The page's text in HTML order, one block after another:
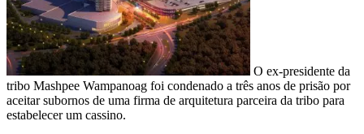
O ex-presidente da
tribo Mashpee Wampanoag foi condenado a três anos de prisão por
aceitar subornos de uma firma de arquitetura parceira da tribo para
estabelecer um cassino.